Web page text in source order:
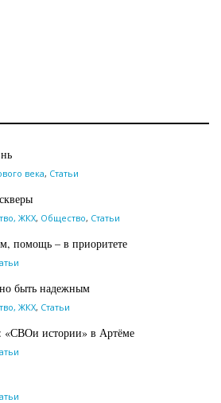
века, Статьи
ЖКХ, Общество, Статьи
помощь – в приоритете
быть надежным
ЖКХ, Статьи
«СВОи истории» в Артёме